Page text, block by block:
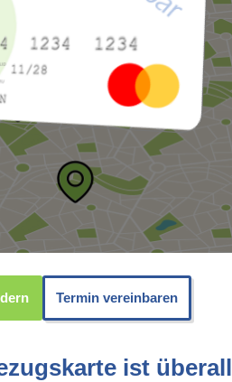
Termin vereinbaren
ist überall